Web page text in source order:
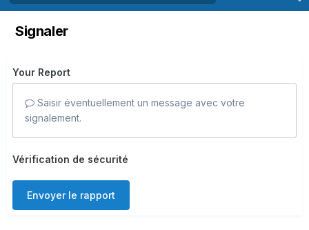
Signaler
Your Report
Saisir éventuellement un message avec votre
signalement.
Vérification de sécurité
Envoyer le rapport